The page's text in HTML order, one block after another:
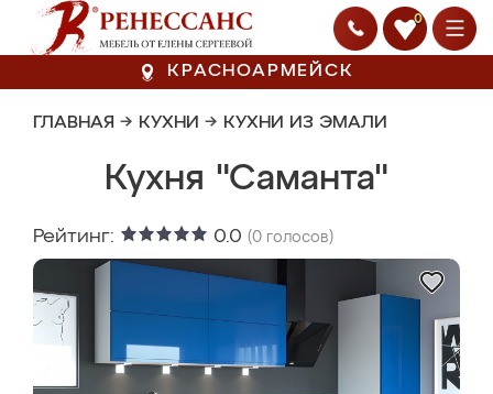
0
КРАСНОАРМЕЙСК
ГЛАВНАЯ → КУХНИ → КУХНИ ИЗ ЭМАЛИ
Кухня "Саманта"
Рейтинг: 0.0 (0 голосов)